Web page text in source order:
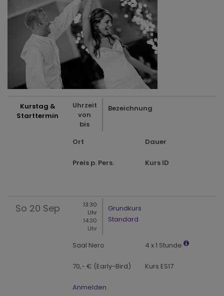
Kurstag &
Starttermin
Uhrzeit
von
bis
Bezeichnung
Ort Dauer
Preis p. Pers. Kurs ID
So 20 Sep
13:30
Uhr
14:30
Uhr
Grundkurs
Standard
Saal Nero 4 x 1 Stunde
70,- € (Early-Bird) Kurs ES17
Anmelden